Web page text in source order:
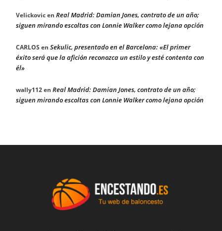
Velickovicen Real Madrid: Damian Jones, contrato de un año;
siguen mirando escoltas con Lonnie Walker como lejana opción
CARLOS en Sekulic, presentado en el Barcelona: «El primer
éxito será que la afición reconozca un estilo y esté contenta con
él»
wally112en Real Madrid: Damian Jones, contrato de un año;
siguen mirando escoltas con Lonnie Walker como lejana opción